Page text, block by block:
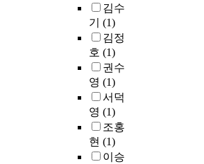
김수
기 (1)
김정
호 (1)
권수
영 (1)
서덕
영 (1)
조홍
현 (1)
이승